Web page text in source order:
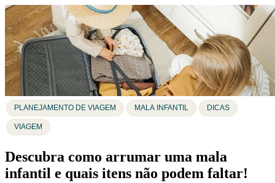
PLANEJAMENTO DE VIAGEM MALA INFANTIL DICAS
VIAGEM
Descubra como arrumar uma mala
infantil e quais itens não podem faltar!